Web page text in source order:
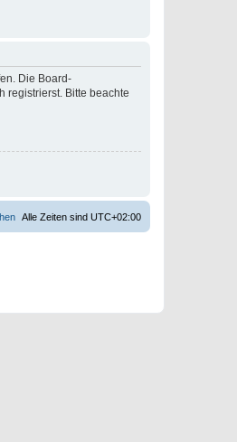
Die Board-
registrierst. Bitte beachte
Alle Zeiten sind UTC+02:00